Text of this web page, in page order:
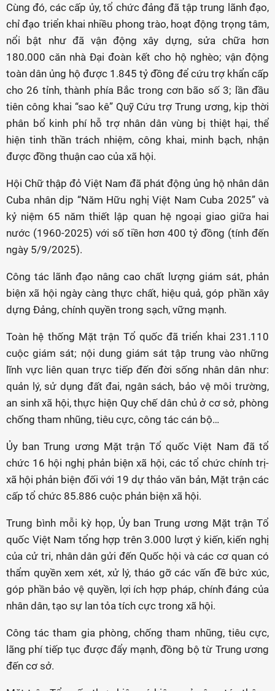
Cùng đó, các cấp ủy, tổ chức đảng đã tập trung lãnh đạo,
chỉ đạo triển khai nhiều phong trào, hoạt động trọng tâm,
nổi bật như đã vận động xây dựng, sửa chữa hơn
180.000 căn nhà Đại đoàn kết cho hộ nghèo; vận động
toàn dân ủng hộ được 1.845 tỷ đồng để cứu trợ khẩn cấp
cho 26 tỉnh, thành phía Bắc trong cơn bão số 3; lần đầu
tiên công khai “sao kê” Quỹ Cứu trợ Trung ương, kịp thời
phân bổ kinh phí hỗ trợ nhân dân vùng bị thiệt hại, thể
hiện tinh thần trách nhiệm, công khai, minh bạch, nhận
được đồng thuận cao của xã hội.
Hội Chữ thập đỏ Việt Nam đã phát động ủng hộ nhân dân
Cuba nhân dịp “Năm Hữu nghị Việt Nam Cuba 2025” và
kỷ niệm 65 năm thiết lập quan hệ ngoại giao giữa hai
nước (1960-2025) với số tiền hơn 400 tỷ đồng (tính đến
ngày 5/9/2025).
Công tác lãnh đạo nâng cao chất lượng giám sát, phản
biện xã hội ngày càng thực chất, hiệu quả, góp phần xây
dựng Đảng, chính quyền trong sạch, vững mạnh.
Toàn hệ thống Mặt trận Tổ quốc đã triển khai 231.110
cuộc giám sát; nội dung giám sát tập trung vào những
lĩnh vực liên quan trực tiếp đến đời sống nhân dân như:
quản lý, sử dụng đất đai, ngân sách, bảo vệ môi trường,
an sinh xã hội, thực hiện Quy chế dân chủ ở cơ sở, phòng
chống tham nhũng, tiêu cực, công tác cán bộ…
Ủy ban Trung ương Mặt trận Tổ quốc Việt Nam đã tổ
chức 16 hội nghị phản biện xã hội, các tổ chức chính trị-
xã hội phản biện đối với 19 dự thảo văn bản, Mặt trận các
cấp tổ chức 85.886 cuộc phản biện xã hội.
Trung bình mỗi kỳ họp, Ủy ban Trung ương Mặt trận Tổ
quốc Việt Nam tổng hợp trên 3.000 lượt ý kiến, kiến nghị
của cử tri, nhân dân gửi đến Quốc hội và các cơ quan có
thẩm quyền xem xét, xử lý, tháo gỡ các vấn đề bức xúc,
góp phần bảo vệ quyền, lợi ích hợp pháp, chính đáng của
nhân dân, tạo sự lan tỏa tích cực trong xã hội.
Công tác tham gia phòng, chống tham nhũng, tiêu cực,
lãng phí tiếp tục được đẩy mạnh, đồng bộ từ Trung ương
đến cơ sở.